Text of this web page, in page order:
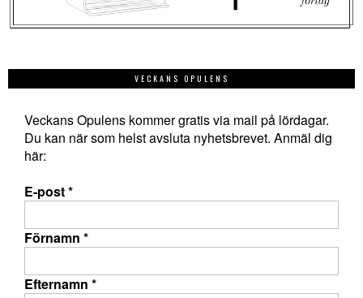
VECKANS OPULENS
Veckans Opulens kommer gratis via mail på lördagar.
Du kan när som helst avsluta nyhetsbrevet. Anmäl dig
här:
E-post*
Förnamn *
Efternamn *